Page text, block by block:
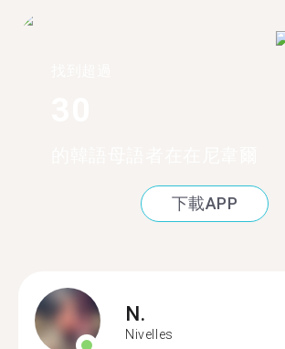
下載APP
N.
Nivelles